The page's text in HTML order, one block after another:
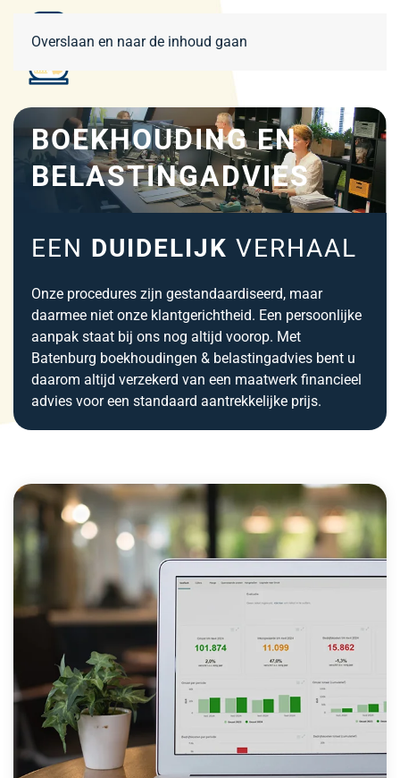
Overslaan en naar de inhoud gaan
OVER ONS
BOEKHOUDING EN
BELASTING­ADVIES
EEN DUIDELIJK VERHAAL
Onze procedures zijn gestandaardiseerd, maar
daarmee niet onze klantgerichtheid. Een persoonlijke
aanpak staat bij ons nog altijd voorop. Met
Batenburg boekhoudingen & belastingadvies bent u
daarom altijd verzekerd van een maatwerk financieel
advies voor een standaard aantrekkelijke prijs.